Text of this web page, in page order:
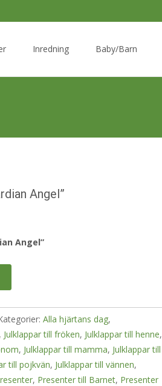
Inredning Baby/Barn
Angel”
Angel”
Alla hjärtans dag,
, Julklappar till fröken, Julklappar till henne,
, Julklappar till mamma, Julklappar till
till pojkvän, Julklappar till vännen,
, Presenter till Barnet, Presenter